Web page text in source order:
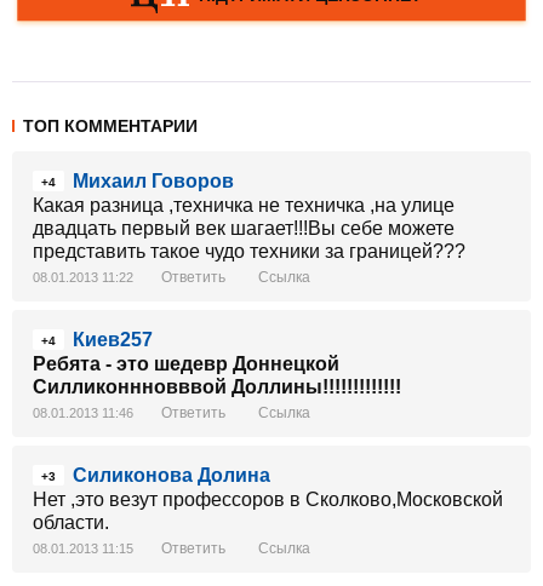
ТОП КОММЕНТАРИИ
+4
Михаил Говоров
Какая разница ,техничка не техничка ,на улице
двадцать первый век шагает!!!Вы себе можете
представить такое чудо техники за границей???
08.01.2013 11:22 Ответить Ссылка
+4
Киев257
Ребята - это шедевр Доннецкой
Силликоннновввой Доллины!!!!!!!!!!!!!
08.01.2013 11:46 Ответить Ссылка
+3
Силиконова Долина
Нет ,это везут профессоров в Сколково,Московской
области.
08.01.2013 11:15 Ответить Ссылка